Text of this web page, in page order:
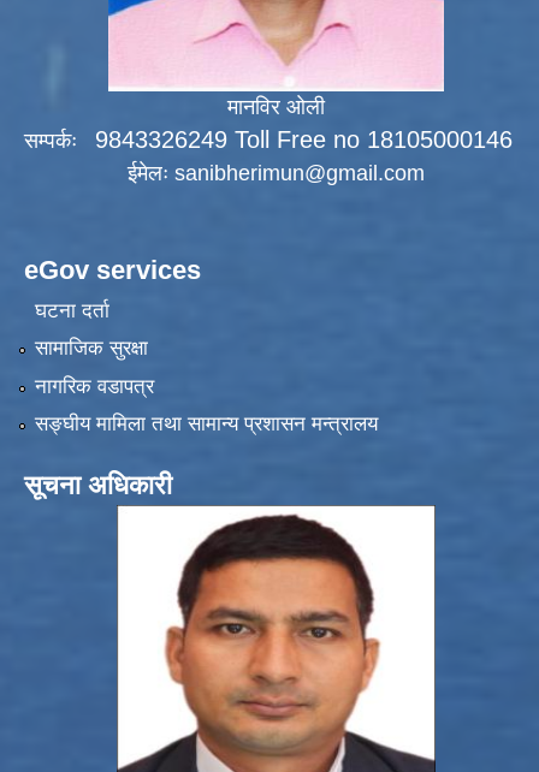
मानविर ओली
सम्पर्कः 9843326249 Toll Free no 18105000146
ईमेलः sanibherimun@gmail.com
eGov services
घटना दर्ता
सामाजिक सुरक्षा
नागरिक वडापत्र
सङ्‍घीय मामिला तथा सामान्य प्रशासन मन्त्रालय
सूचना अधिकारी